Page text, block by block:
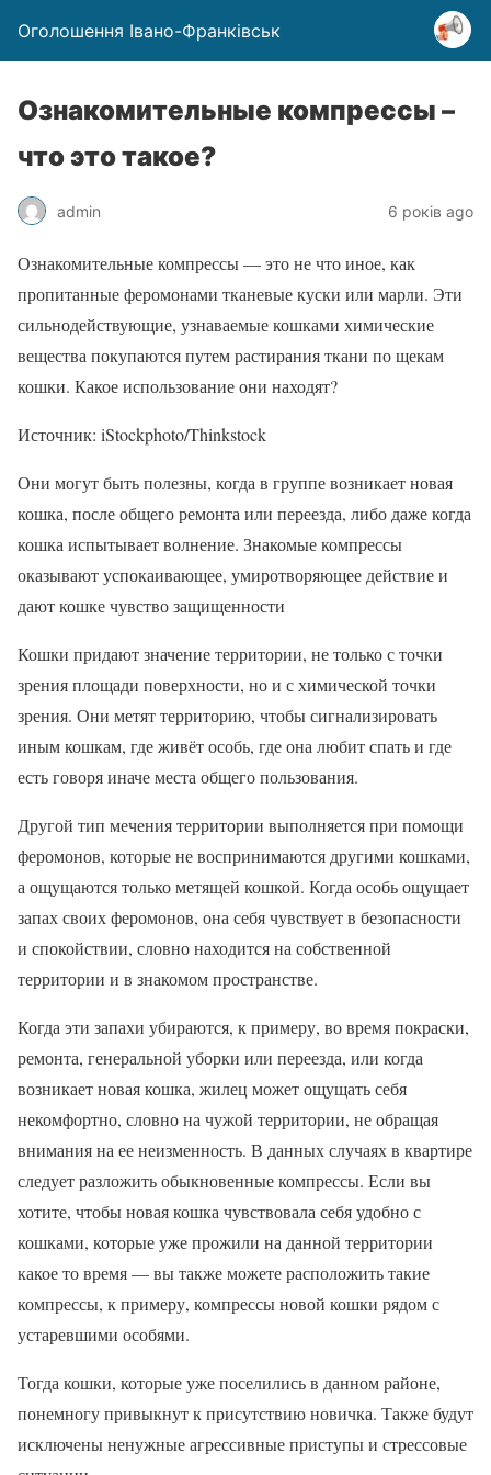
Оголошення Івано-Франківськ
Ознакомительные компрессы –
что это такое?
admin 6 років ago
Ознакомительные компрессы — это не что иное, как
пропитанные феромонами тканевые куски или марли. Эти
сильнодействующие, узнаваемые кошками химические
вещества покупаются путем растирания ткани по щекам
кошки. Какое использование они находят?
Источник: iStockphoto/Thinkstock
Они могут быть полезны, когда в группе возникает новая
кошка, после общего ремонта или переезда, либо даже когда
кошка испытывает волнение. Знакомые компрессы
оказывают успокаивающее, умиротворяющее действие и
дают кошке чувство защищенности
Кошки придают значение территории, не только с точки
зрения площади поверхности, но и с химической точки
зрения. Они метят территорию, чтобы сигнализировать
иным кошкам, где живёт особь, где она любит спать и где
есть говоря иначе места общего пользования.
Другой тип мечения территории выполняется при помощи
феромонов, которые не воспринимаются другими кошками,
а ощущаются только метящей кошкой. Когда особь ощущает
запах своих феромонов, она себя чувствует в безопасности
и спокойствии, словно находится на собственной
территории и в знакомом пространстве.
Когда эти запахи убираются, к примеру, во время покраски,
ремонта, генеральной уборки или переезда, или когда
возникает новая кошка, жилец может ощущать себя
некомфортно, словно на чужой территории, не обращая
внимания на ее неизменность. В данных случаях в квартире
следует разложить обыкновенные компрессы. Если вы
хотите, чтобы новая кошка чувствовала себя удобно с
кошками, которые уже прожили на данной территории
какое то время — вы также можете расположить такие
компрессы, к примеру, компрессы новой кошки рядом с
устаревшими особями.
Тогда кошки, которые уже поселились в данном районе,
понемногу привыкнут к присутствию новичка. Также будут
исключены ненужные агрессивные приступы и стрессовые